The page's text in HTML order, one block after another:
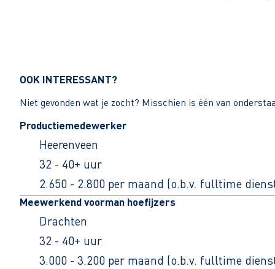
OOK INTERESSANT?
Niet gevonden wat je zocht? Misschien is één van
Productiemedewerker
Heerenveen
32 - 40+ uur
2.650 - 2.800 per maand (o.b.v. fulltime
Meewerkend voorman hoefijzers
Drachten
32 - 40+ uur
3.000 - 3.200 per maand (o.b.v. fulltime